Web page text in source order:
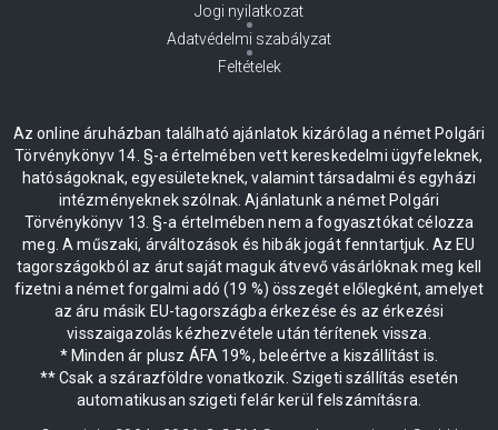
Jogi nyilatkozat
Adatvédelmi szabályzat
Feltételek
Az online áruházban található ajánlatok kizárólag a német Polgári
Törvénykönyv 14. §-a értelmében vett kereskedelmi ügyfeleknek,
hatóságoknak, egyesületeknek, valamint társadalmi és egyházi
intézményeknek szólnak. Ajánlatunk a német Polgári
Törvénykönyv 13. §-a értelmében nem a fogyasztókat célozza
meg. A műszaki, árváltozások és hibák jogát fenntartjuk. Az EU
tagországokból az árut saját maguk átvevő vásárlóknak meg kell
fizetni a német forgalmi adó (19 %) összegét előlegként, amelyet
az áru másik EU-tagországba érkezése és az érkezési
visszaigazolás kézhezvétele után térítenek vissza.
* Minden ár plusz ÁFA 19%, beleértve a kiszállítást is.
** Csak a szárazföldre vonatkozik. Szigeti szállítás esetén
automatikusan szigeti felár kerül felszámításra.